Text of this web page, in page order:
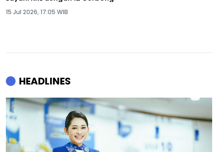
15 Jul 2026, 17:05 WIB
HEADLINES